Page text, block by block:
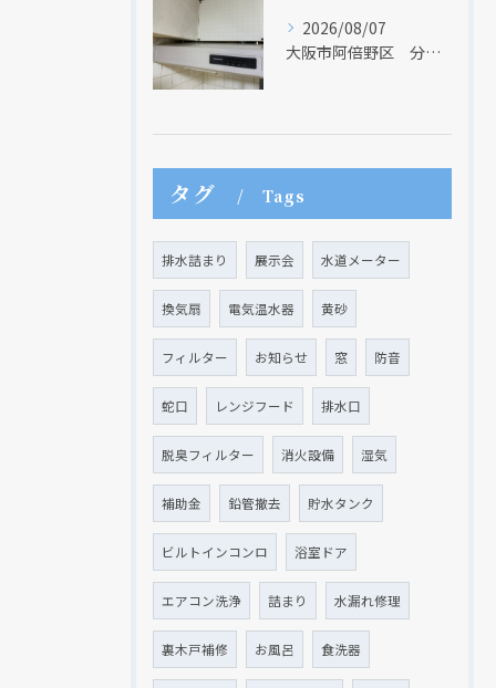
2026/08/07
大阪市阿倍野区 分譲マンションのレンジフード取替リフォーム工事 タカラスタンダード
タグ Tags
排水詰まり 展示会 水道メーター
換気扇 電気温水器 黄砂
フィルター お知らせ 窓 防音
蛇口 レンジフード 排水口
脱臭フィルター 消火設備 湿気
補助金 鉛管撤去 貯水タンク
ビルトインコンロ 浴室ドア
エアコン洗浄 詰まり 水漏れ修理
裏木戸補修 お風呂 食洗器
現在、新聞に入っている折込チラシです。
現在、新聞に入っている折込チラシです。